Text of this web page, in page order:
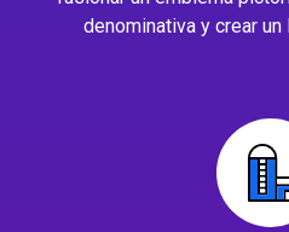
denominativa y crear